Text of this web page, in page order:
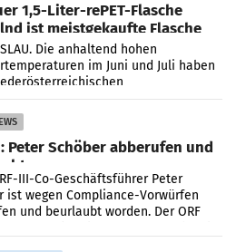
1,5-Liter-rePET-Flasche
ist meistgekaufte Flasche
Die anhaltend hohen
im Juni und Juli haben
Vöslauer zu deutlichen
geführt. Während
Peter Schöber abberufen und
III-Co-Geschäftsführer Peter
ist wegen Compliance-Vorwürfen
und beurlaubt worden. Der ORF